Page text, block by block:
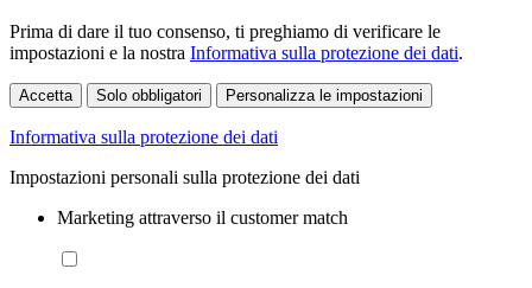
Prima di dare il tuo consenso, ti preghiamo di verificare le
impostazioni e la nostra Informativa sulla protezione dei dati.
Accetta Solo obbligatori Personalizza le impostazioni
Informativa sulla protezione dei dati
Impostazioni personali sulla protezione dei dati
Marketing attraverso il customer match